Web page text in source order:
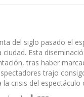
del siglo pasado el
ciudad. Esta
tras haber
trajo
crisis del